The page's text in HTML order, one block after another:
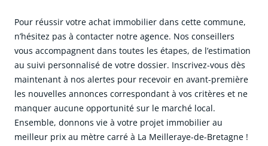
Pour réussir votre achat immobilier dans cette commune,
n’hésitez pas à contacter notre agence. Nos conseillers
vous accompagnent dans toutes les étapes, de l’estimation
au suivi personnalisé de votre dossier. Inscrivez-vous dès
maintenant à nos alertes pour recevoir en avant-première
les nouvelles annonces correspondant à vos critères et ne
manquer aucune opportunité sur le marché local.
Ensemble, donnons vie à votre projet immobilier au
meilleur prix au mètre carré à La Meilleraye-de-Bretagne !